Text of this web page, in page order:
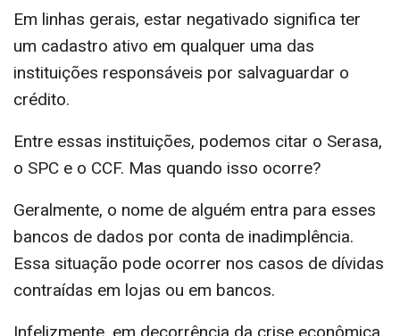
Em linhas gerais, estar negativado significa ter
um cadastro ativo em qualquer uma das
instituições responsáveis por salvaguardar o
crédito.
Entre essas instituições, podemos citar o Serasa,
o SPC e o CCF. Mas quando isso ocorre?
Geralmente, o nome de alguém entra para esses
bancos de dados por conta de inadimplência.
Essa situação pode ocorrer nos casos de dívidas
contraídas em lojas ou em bancos.